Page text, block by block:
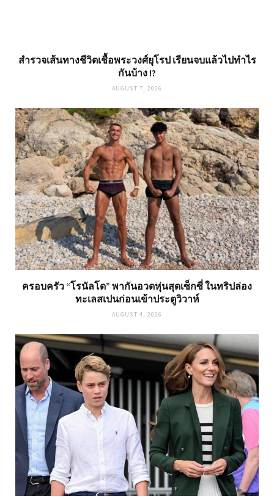
สำรวจเส้นทางชีวิตเชื้อพระวงศ์ยุโรป เรียนจบแล้วไปทำไร
กันบ้าง !?
AUGUST 7, 2026
ครอบครัว “โรนัลโด” พากันอวดหุ่นสุดเซ็กซี่ ในทริปล่อง
ทะเลสเปนก่อนเข้าประตูวิวาห์
AUGUST 4, 2026